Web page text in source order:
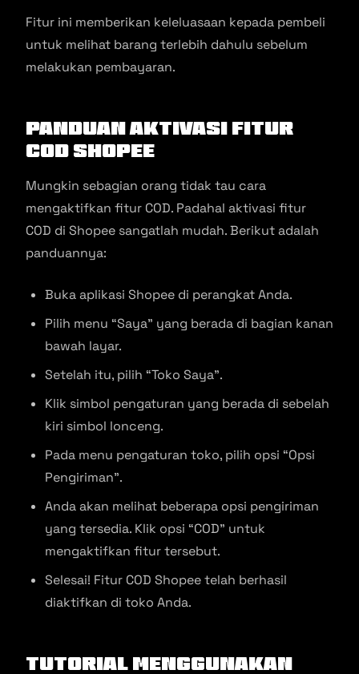
Fitur ini memberikan keleluasaan kepada pembeli
untuk melihat barang terlebih dahulu sebelum
melakukan pembayaran.
Panduan Aktivasi Fitur
COD Shopee
Mungkin sebagian orang tidak tau cara
mengaktifkan fitur COD. Padahal aktivasi fitur
COD di Shopee sangatlah mudah. Berikut adalah
panduannya:
Buka aplikasi Shopee di perangkat Anda.
Pilih menu “Saya” yang berada di bagian kanan
bawah layar.
Setelah itu, pilih “Toko Saya”.
Klik simbol pengaturan yang berada di sebelah
kiri simbol lonceng.
Pada menu pengaturan toko, pilih opsi “Opsi
Pengiriman”.
Anda akan melihat beberapa opsi pengiriman
yang tersedia. Klik opsi “COD” untuk
mengaktifkan fitur tersebut.
Selesai! Fitur COD Shopee telah berhasil
diaktifkan di toko Anda.
Tutorial Menggunakan